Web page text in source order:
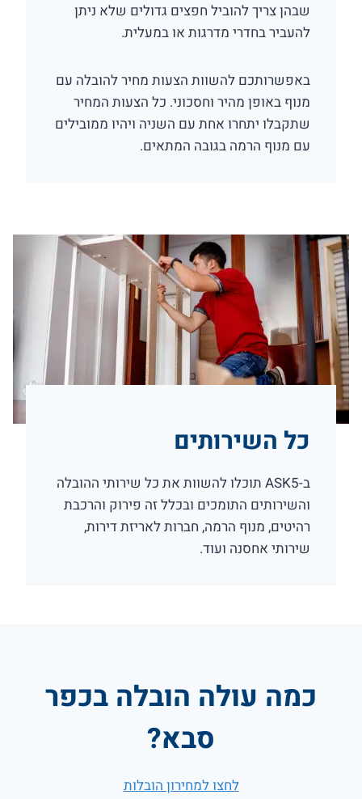
שבהן צריך להוביל חפצים גדולים שלא ניתן
להעביר בחדרי מדרגות או במעלית.
באפשרותכם להשוות הצעות מחיר להובלה עם
מנוף באופן מהיר וחסכוני. כל הצעות המחיר
שתקבלו יתחרו אחת עם השניה ויהיו ממובילים
עם מנוף הרמה בגובה המתאים.
כל השירותים
ב-ASK5 תוכלו להשוות את כל שירותי ההובלה
והשירותים התומכים ובכלל זה פירוק והרכבת
רהיטים, מנוף הרמה, חברות לאריזת דירות,
שירותי אחסנה ועוד.
כמה עולה הובלה בכפר
סבא?
לחצו למחירון הובלות